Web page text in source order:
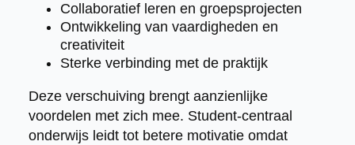
Collaboratief leren en groepsprojecten
Ontwikkeling van vaardigheden en
creativiteit
Sterke verbinding met de praktijk
Deze verschuiving brengt aanzienlijke
voordelen met zich mee. Student-centraal
onderwijs leidt tot betere motivatie omdat